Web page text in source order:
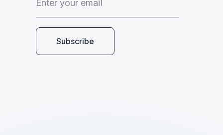
Enter your email
Subscribe